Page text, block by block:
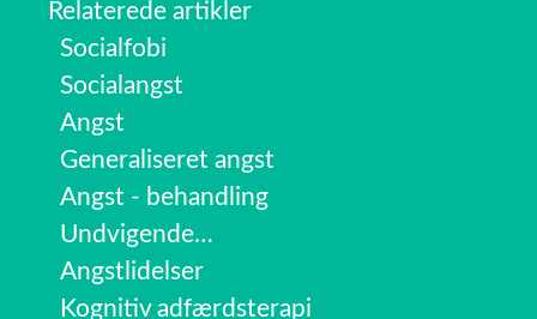
Relaterede artikler
Socialfobi
Socialangst
Angst
Generaliseret angst
Angst - behandling
Undvigende…
Angstlidelser
Kognitiv adfærdsterapi